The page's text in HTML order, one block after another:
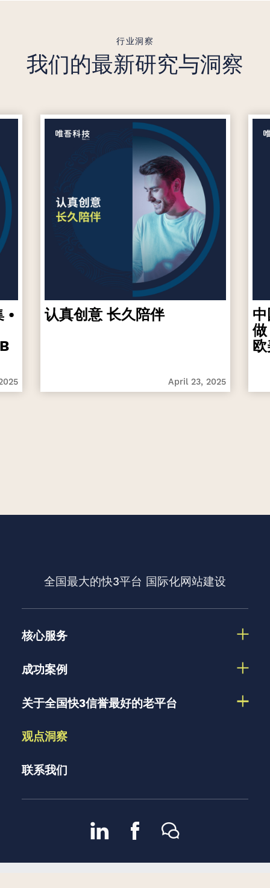
行业洞察
我们的最新研究与洞察
•
认真创意 长久陪伴
April 23, 2025
全国最大的快3平台 国际化网站建设
核心服务
成功案例
关于全国快3信誉最好的老平台
观点洞察
联系我们